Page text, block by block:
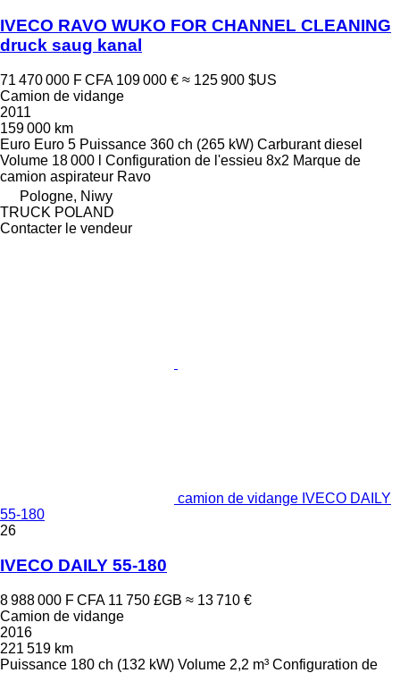
IVECO RAVO WUKO FOR CHANNEL CLEANING
druck saug kanal
71 470 000 F CFA 109 000 € ≈ 125 900 $US
Camion de vidange
2011
159 000 km
Euro Euro 5 Puissance 360 ch (265 kW) Carburant diesel
Volume 18 000 l Configuration de l'essieu 8x2 Marque de
camion aspirateur Ravo
Pologne, Niwy
TRUCK POLAND
Contacter le vendeur
camion de vidange IVECO DAILY
55-180
26
IVECO DAILY 55-180
8 988 000 F CFA 11 750 £GB ≈ 13 710 €
Camion de vidange
2016
221 519 km
Puissance 180 ch (132 kW) Volume 2,2 m³ Configuration de